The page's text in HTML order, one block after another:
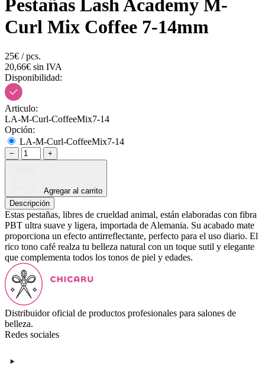
Pestañas Lash Academy M-
Curl Mix Coffee 7-14mm
25€ / pcs.
20,66€ sin IVA
Disponibilidad:
Articulo:
LA-M-Curl-CoffeeMix7-14
Opción:
LA-M-Curl-CoffeeMix7-14
− +
Agregar al carrito
Descripción
Estas pestañas, libres de crueldad animal, están elaboradas con fibra
PBT ultra suave y ligera, importada de Alemania. Su acabado mate
proporciona un efecto antirreflectante, perfecto para el uso diario. El
rico tono café realza tu belleza natural con un toque sutil y elegante
que complementa todos los tonos de piel y edades.
Distribuidor oficial de productos profesionales para salones de
belleza.
Redes sociales